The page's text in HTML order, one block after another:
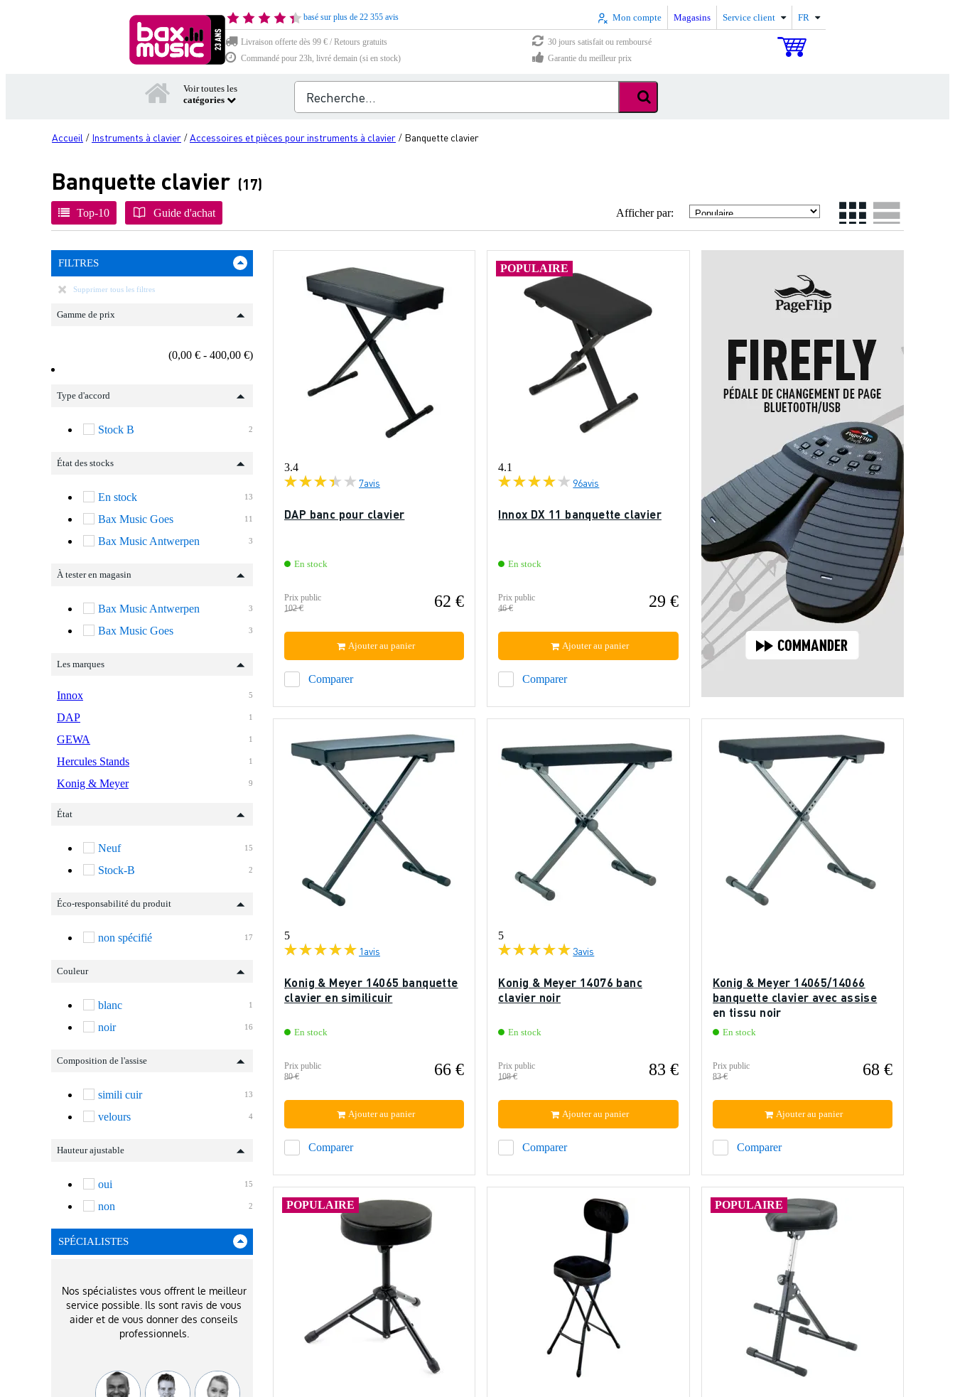
basé sur plus de 22 355 avis Mon compte Magasins Service client FR
Livraison offerte dès 99 € / Retours gratuits
30 jours satisfait ou remboursé
Commandé pour 23h, livré demain (si en stock)
Garantie du meilleur prix
Voir toutes les
catégories
Accueil / Instruments à clavier /Accessoires et pièces pour instruments à clavier / Banquette clavier
Banquette clavier (17)
Top-10 Guide d'achat Afficher par:
FILTRES
Supprimer tous les filtres
Gamme de prix
(0,00 € - 400,00 €)
Type d'accord
2
Stock B
État des stocks
13
En stock
11
Bax Music Goes
3
Bax Music Antwerpen
À tester en magasin
3
Bax Music Antwerpen
3
Bax Music Goes
Les marques
5
Innox
1
DAP
1
GEWA
1
Hercules Stands
9
Konig & Meyer
État
15
Neuf
2
Stock-B
Éco-responsabilité du produit
17
non spécifié
Couleur
1
blanc
16
noir
Composition de l'assise
13
simili cuir
4
velours
Hauteur ajustable
15
oui
2
non
SPÉCIALISTES
Nos spécialistes vous offrent le meilleur
service possible. Ils sont ravis de vous
aider et de vous donner des conseils
professionnels.
3.4
7avis
DAP banc pour clavier
En stock
Prix public
102 €
62 €
Comparer
Ajouter au panier
POPULAIRE
4.1
96avis
Innox DX 11 banquette clavier
En stock
Prix public
46 €
29 €
Comparer
Ajouter au panier
5
1avis
Konig & Meyer 14065 banquette
clavier en similicuir
En stock
Prix public
80 €
66 €
Comparer
Ajouter au panier
5
3avis
Konig & Meyer 14076 banc
clavier noir
En stock
Prix public
108 €
83 €
Comparer
Ajouter au panier
Konig & Meyer 14065/14066
banquette clavier avec assise
en tissu noir
En stock
Prix public
83 €
68 €
Comparer
Ajouter au panier
POPULAIRE POPULAIRE